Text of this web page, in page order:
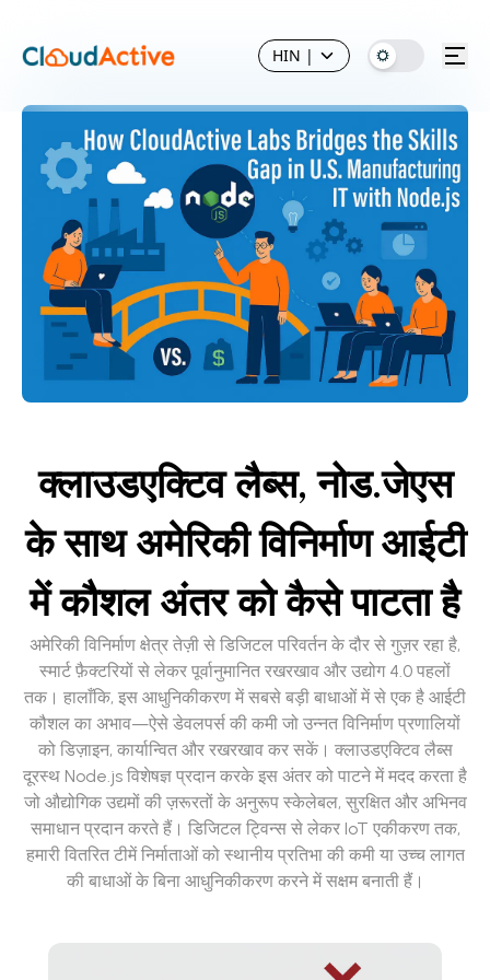
HIN |
क्लाउडएक्टिव लैब्स, नोड.जेएस
के साथ अमेरिकी विनिर्माण आईटी
में कौशल अंतर को कैसे पाटता है
अमेरिकी विनिर्माण क्षेत्र तेज़ी से डिजिटल परिवर्तन के दौर से गुज़र रहा है,
स्मार्ट फ़ैक्टरियों से लेकर पूर्वानुमानित रखरखाव और उद्योग 4.0 पहलों
तक। हालाँकि, इस आधुनिकीकरण में सबसे बड़ी बाधाओं में से एक है आईटी
कौशल का अभाव—ऐसे डेवलपर्स की कमी जो उन्नत विनिर्माण प्रणालियों
को डिज़ाइन, कार्यान्वित और रखरखाव कर सकें। क्लाउडएक्टिव लैब्स
दूरस्थ Node.js विशेषज्ञ प्रदान करके इस अंतर को पाटने में मदद करता है
जो औद्योगिक उद्यमों की ज़रूरतों के अनुरूप स्केलेबल, सुरक्षित और अभिनव
समाधान प्रदान करते हैं। डिजिटल ट्विन्स से लेकर IoT एकीकरण तक,
हमारी वितरित टीमें निर्माताओं को स्थानीय प्रतिभा की कमी या उच्च लागत
की बाधाओं के बिना आधुनिकीकरण करने में सक्षम बनाती हैं।